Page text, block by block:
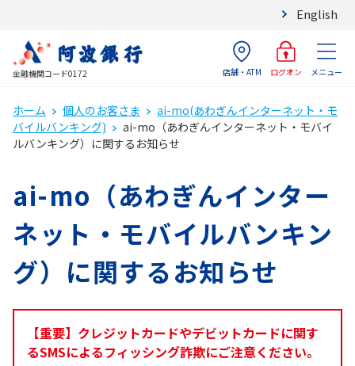
English
金融機関コード0172 店舗・ATM ログオン メニュー
ホーム 個人のお客さま
ai-mo(あわぎんインターネット・モ
バイルバンキング)
ai-mo（あわぎんインターネット・モバイ
ルバンキング）に関するお知らせ
ai-mo（あわぎんインター
ネット・モバイルバンキン
グ）に関するお知らせ
【重要】クレジットカードやデビットカードに関す
るSMSによるフィッシング詐欺にご注意ください。